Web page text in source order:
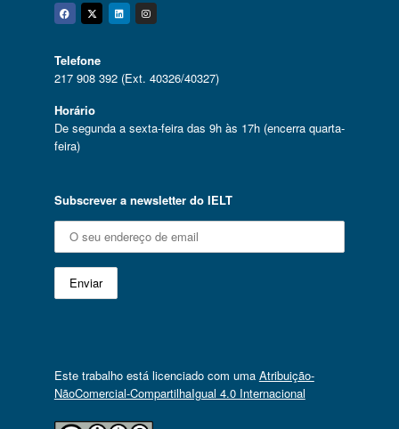
Facebook
Twitter
Linkedin
Instagram
Telefone
217 908 392 (Ext. 40326/40327)
Horário
De segunda a sexta-feira das 9h às 17h (encerra quarta-
feira)
Subscrever a newsletter do IELT
Este trabalho está licenciado com uma Atribuição-
NãoComercial-CompartilhaIgual 4.0 Internacional